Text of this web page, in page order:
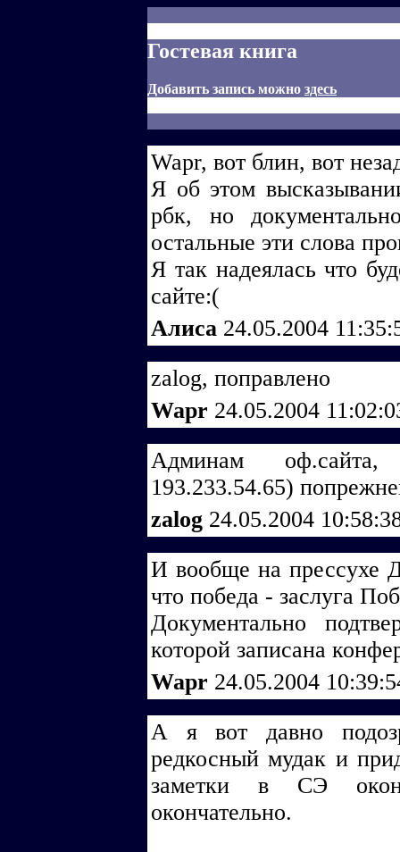
Гостевая книга
Добавить запись можно здесь
Wapr, вот блин, вот
Я об этом
рбк, но
остальные эти слова
Я так надеялась что
сайте:(
Алиса 24.05.2004
zalog, поправлено
Wapr 24.05.2004
Админам
193.233.54.65)
zalog 24.05.2004
И вообще на прессухе
что победа - заслуга
Документально
которой записана
Wapr 24.05.2004
А я вот давно
редкосный мудак и
заметки в СЭ
окончательно.